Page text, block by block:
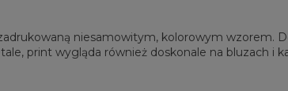
niesamowitym, kolorowym wzorem.
print wygląda również doskonale na bluzach i